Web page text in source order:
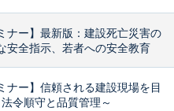
ナー】最新版：建設死亡災害の
安全指示、若者への安全教育
ナー】信頼される建設現場を目
令順守と品質管理～